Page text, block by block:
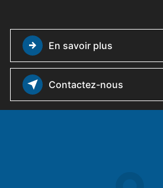
En savoir plus
Contactez-nous